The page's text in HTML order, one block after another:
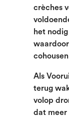
crèches
het
Als
terug
volop
dat meer